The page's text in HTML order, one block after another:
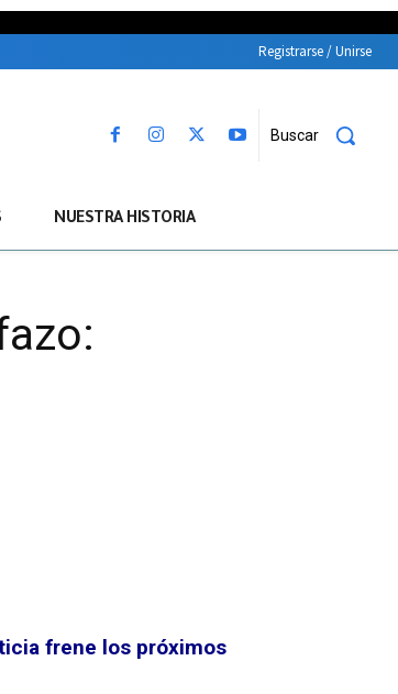
Registrarse / Unirse
Buscar
NUESTRA HISTORIA
frene los próximos